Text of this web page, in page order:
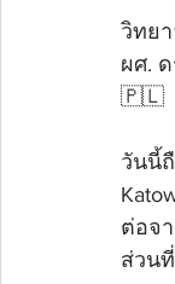
วิทย
ผศ.
🇵🇱
วันนี้
ต่อจ
ส่วน